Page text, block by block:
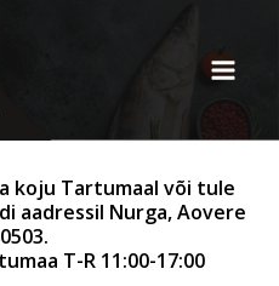
koju Tartumaal või tule
aadressil Nurga, Aovere
T-R 11:00-17:00